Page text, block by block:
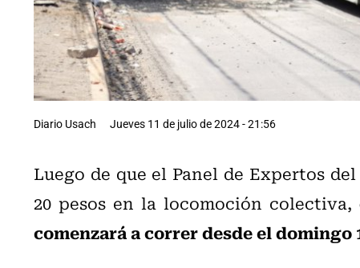
Diario Usach Jueves 11 de julio de 2024 - 21:56
Luego de que el Panel de Expertos
20 pesos en la locomoción colectiva,
comenzará a correr desde el domingo